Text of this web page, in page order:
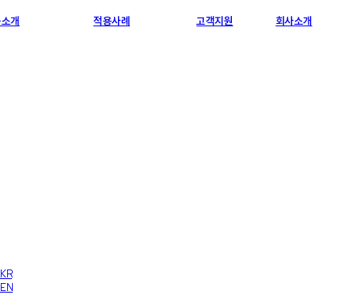
개 적용사례 고객지원 회사소개
KR
EN